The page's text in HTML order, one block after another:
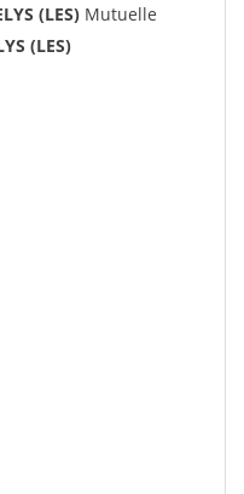
(LES) Mutuelle
(LES)